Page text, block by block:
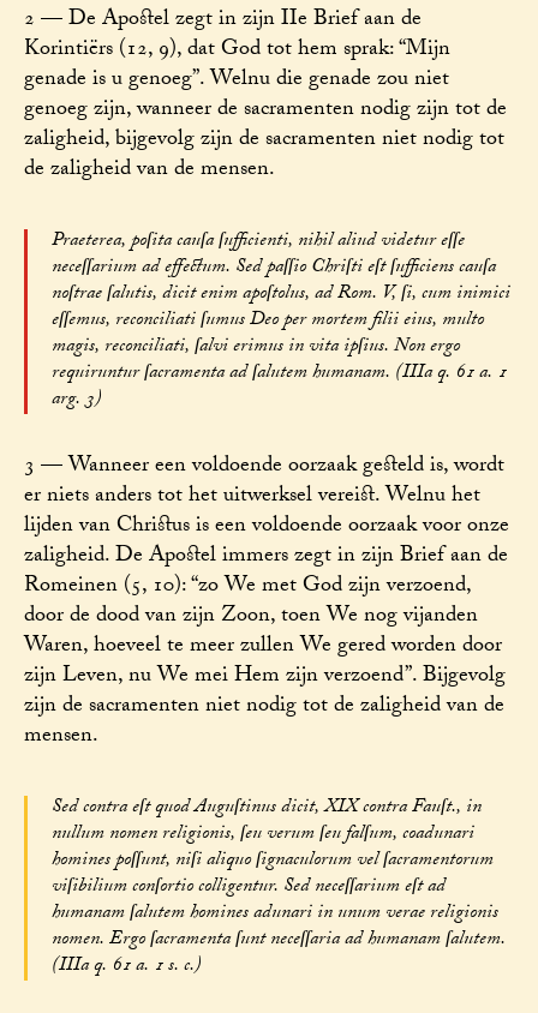
2 — De Apostel zegt in zijn IIe Brief aan de
Korintiërs (12, 9), dat God tot hem sprak: “Mijn
genade is u genoeg”. Welnu die genade zou niet
genoeg zijn, wanneer de sacramenten nodig zijn tot de
zaligheid, bijgevolg zijn de sacramenten niet nodig tot
de zaligheid van de mensen.
Praeterea, poſita cauſa ſufficienti, nihil aliud videtur eſſe
neceſſarium ad effectum. Sed paſſio Chriſti eſt ſufficiens cauſa
noſtrae ſalutis, dicit enim apoſtolus, ad Rom. V, ſi, cum inimici
eſſemus, reconciliati ſumus Deo per mortem filii eius, multo
magis, reconciliati, ſalvi erimus in vita ipſius. Non ergo
requiruntur ſacramenta ad ſalutem humanam. (IIIa q. 61 a. 1
arg. 3)
3 — Wanneer een voldoende oorzaak gesteld is, wordt
er niets anders tot het uitwerksel vereist. Welnu het
lijden van Christus is een voldoende oorzaak voor onze
zaligheid. De Apostel immers zegt in zijn Brief aan de
Romeinen (5, 10): “zo We met God zijn verzoend,
door de dood van zijn Zoon, toen We nog vijanden
Waren, hoeveel te meer zullen We gered worden door
zijn Leven, nu We mei Hem zijn verzoend”. Bijgevolg
zijn de sacramenten niet nodig tot de zaligheid van de
mensen.
Sed contra eſt quod Auguſtinus dicit, XIX contra Fauſt., in
nullum nomen religionis, ſeu verum ſeu falſum, coadunari
homines poſſunt, niſi aliquo ſignaculorum vel ſacramentorum
viſibilium conſortio colligentur. Sed neceſſarium eſt ad
humanam ſalutem homines adunari in unum verae religionis
nomen. Ergo ſacramenta ſunt neceſſaria ad humanam ſalutem.
(IIIa q. 61 a. 1 s. c.)